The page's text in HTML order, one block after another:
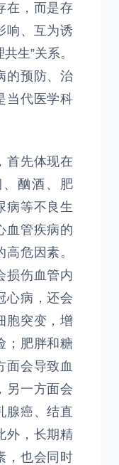
在，而是存
响、互为诱
生”关系。
的预防、治
当代医学科
首先体现在
酗酒、肥
病等不良生
血管疾病的
危因素。
损伤血管内
心病，还会
胞突变，增
；肥胖和糖
面会导致血
另一方面会
腺癌、结直
外，长期精
，也会同时